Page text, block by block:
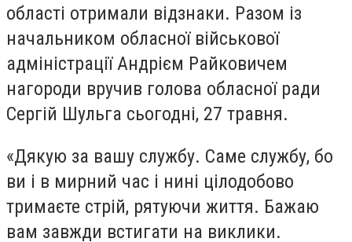
області отримали відзнаки. Разом із
начальником обласної військової
адміністрації Андрієм Райковичем
нагороди вручив голова обласної ради
Сергій Шульга сьогодні, 27 травня.
«Дякую за вашу службу. Саме службу, бо
ви і в мирний час і нині цілодобово
тримаєте стрій, рятуючи життя. Бажаю
вам завжди встигати на виклики.